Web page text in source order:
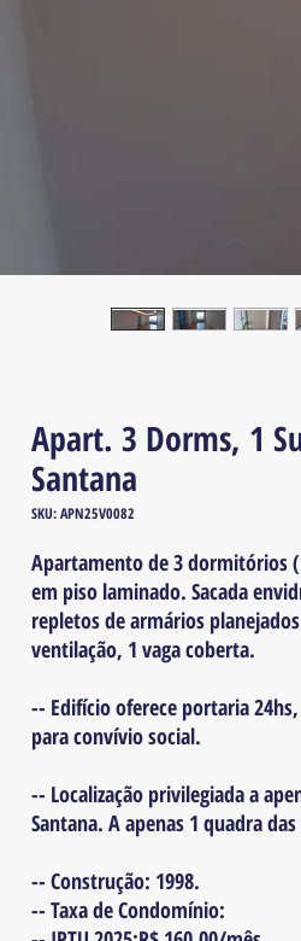
Apart. 3 Dorms, 1
Santana
SKU: APN25V0082
Apartamento de 3 dormitórios
em piso laminado. Sacada
repletos de armários
ventilação, 1 vaga coberta.
-- Edifício oferece portaria
para convívio social.
-- Localização privilegiada a
Santana. A apenas 1 quadra
-- Construção: 1998.
-- Taxa de Condomínio: